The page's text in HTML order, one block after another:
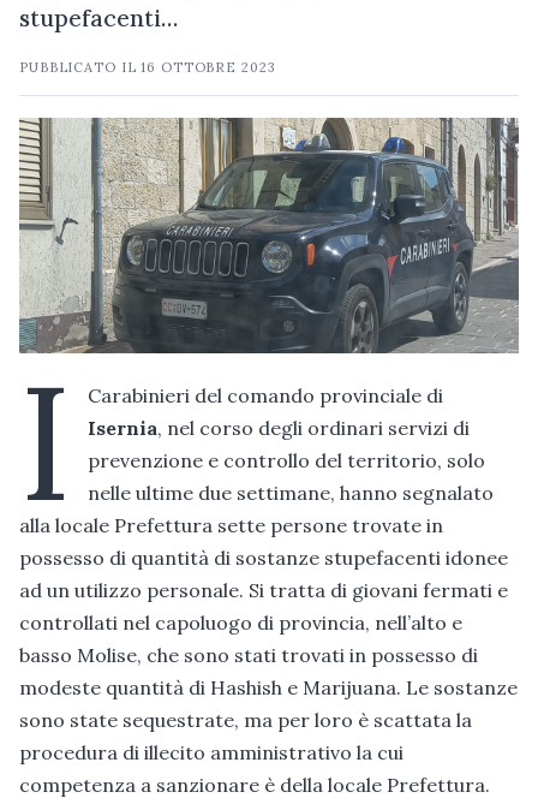
stupefacenti…
PUBBLICATO IL16 OTTOBRE 2023
I
Carabinieri del comando provinciale di
Isernia, nel corso degli ordinari servizi di
prevenzione e controllo del territorio, solo
nelle ultime due settimane, hanno segnalato
alla locale Prefettura sette persone trovate in
possesso di quantità di sostanze stupefacenti idonee
ad un utilizzo personale. Si tratta di giovani fermati e
controllati nel capoluogo di provincia, nell’alto e
basso Molise, che sono stati trovati in possesso di
modeste quantità di Hashish e Marijuana. Le sostanze
sono state sequestrate, ma per loro è scattata la
procedura di illecito amministrativo la cui
competenza a sanzionare è della locale Prefettura.